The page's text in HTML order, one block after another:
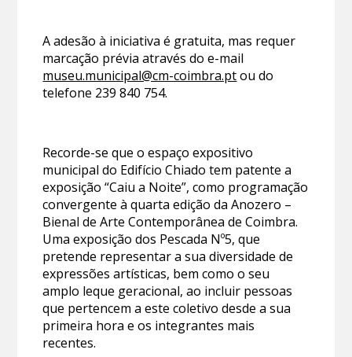
A adesão à iniciativa é gratuita, mas requer
marcação prévia através do e-mail
museu.municipal@cm-coimbra.ptou do
telefone 239 840 754.
Recorde-se que o espaço expositivo
municipal do Edifício Chiado tem patente a
exposição “Caiu a Noite”, como programação
convergente à quarta edição da Anozero –
Bienal de Arte Contemporânea de Coimbra.
Uma exposição dos Pescada Nº5, que
pretende representar a sua diversidade de
expressões artísticas, bem como o seu
amplo leque geracional, ao incluir pessoas
que pertencem a este coletivo desde a sua
primeira hora e os integrantes mais
recentes.